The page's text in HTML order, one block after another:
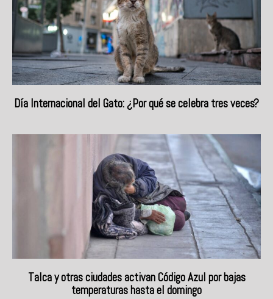
Día Internacional del Gato: ¿Por qué se celebra tres veces?
Talca y otras ciudades activan Código Azul por bajas
temperaturas hasta el domingo